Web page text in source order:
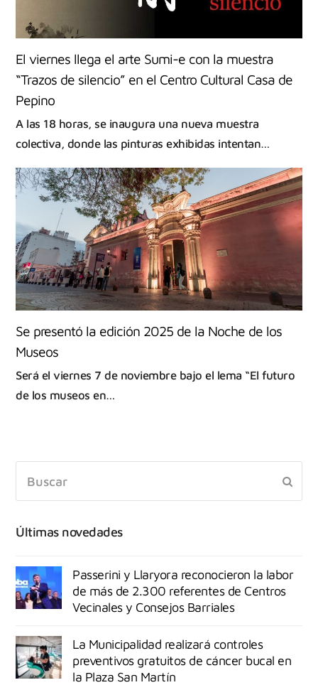
El viernes llega el arte Sumi-e con la muestra
“Trazos de silencio” en el Centro Cultural Casa de
Pepino
A las 18 horas, se inaugura una nueva muestra
colectiva, donde las pinturas exhibidas intentan…
Se presentó la edición 2025 de la Noche de los
Museos
Será el viernes 7 de noviembre bajo el lema “El futuro
de los museos en…
Últimas novedades
Passerini y Llaryora reconocieron la labor
de más de 2.300 referentes de Centros
Vecinales y Consejos Barriales
La Municipalidad realizará controles
preventivos gratuitos de cáncer bucal en
la Plaza San Martín